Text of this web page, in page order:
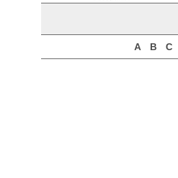
A B C